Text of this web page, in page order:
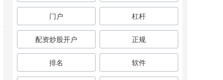
门户 杠杆
配资炒股开户 正规
排名 软件